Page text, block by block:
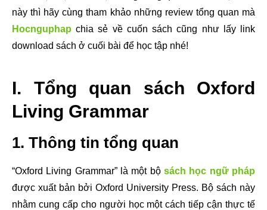
này thì hãy cùng tham khảo những review tổng quan mà
Hocnguphap chia sẻ về cuốn sách cũng như lấy link
download sách ở cuối bài để học tập nhé!
I. Tổng quan sách Oxford
Living Grammar
1. Thông tin tổng quan
“Oxford Living Grammar” là một bộ sách học ngữ pháp
được xuất bản bởi Oxford University Press. Bộ sách này
nhằm cung cấp cho người học một cách tiếp cận thực tế